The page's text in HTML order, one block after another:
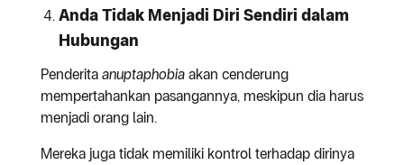
Anda Tidak Menjadi Diri Sendiri dalam
Hubungan
Penderita anuptaphobia akan cenderung
mempertahankan pasangannya, meskipun dia harus
menjadi orang lain.
Mereka juga tidak memiliki kontrol terhadap dirinya